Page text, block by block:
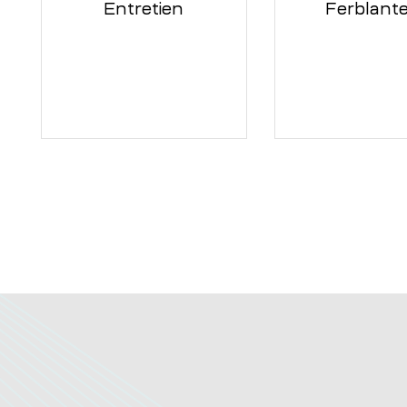
Entretien